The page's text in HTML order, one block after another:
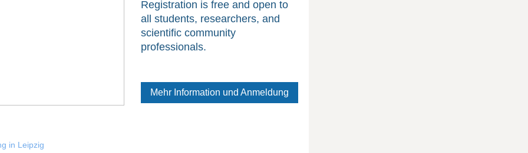
Registration is free and open to
all students, researchers, and
scientific community
professionals.
Mehr Information und Anmeldung
in Leipzig